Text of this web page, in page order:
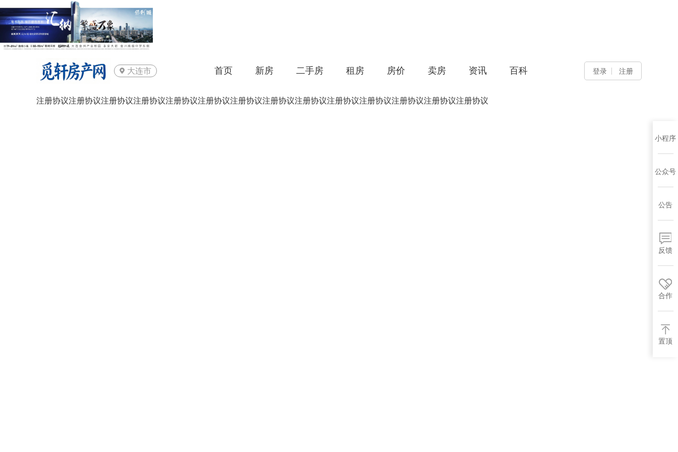
大连市 首页 新房 二手房 租房 房价 卖房 资讯 百科 登录 注册
注册协议注册协议注册协议注册协议注册协议注册协议注册协议注册协议注册协议注册协议注册协议注册协议注册协议注册协议
小程序
公众号
公告
反馈
合作
置顶